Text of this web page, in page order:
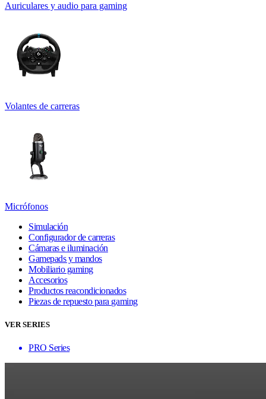
Auriculares y audio para gaming
Volantes de carreras
Micrófonos
Simulación
Configurador de carreras
Cámaras e iluminación
Gamepads y mandos
Mobiliario gaming
Accesorios
Productos reacondicionados
Piezas de repuesto para gaming
VER SERIES
PRO Series